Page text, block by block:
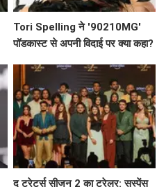
Tori Spelling ने '90210MG'
पॉडकास्ट से अपनी विदाई पर क्या कहा?
द ट्रेटर्स सीजन 2 का ट्रेलर: सस्पेंस